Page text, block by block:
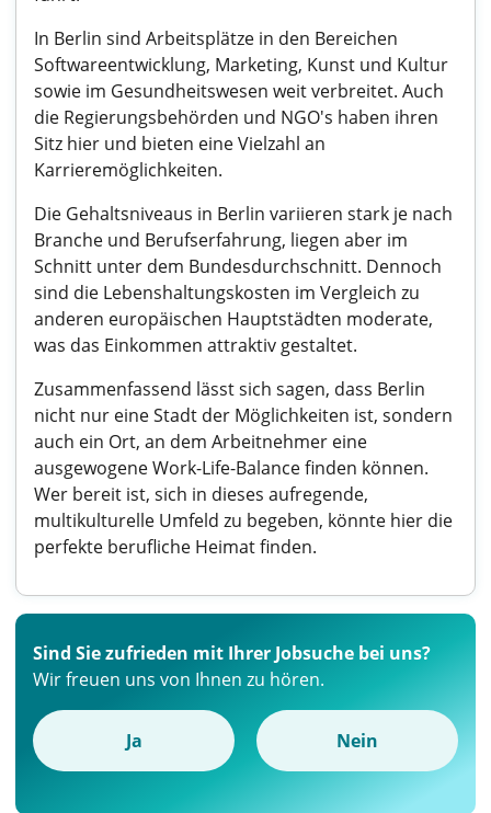
In Berlin sind Arbeitsplätze in den Bereichen
Softwareentwicklung, Marketing, Kunst und Kultur
sowie im Gesundheitswesen weit verbreitet. Auch
die Regierungsbehörden und NGO's haben ihren
Sitz hier und bieten eine Vielzahl an
Karrieremöglichkeiten.
Die Gehaltsniveaus in Berlin variieren stark je nach
Branche und Berufserfahrung, liegen aber im
Schnitt unter dem Bundesdurchschnitt. Dennoch
sind die Lebenshaltungskosten im Vergleich zu
anderen europäischen Hauptstädten moderate,
was das Einkommen attraktiv gestaltet.
Zusammenfassend lässt sich sagen, dass Berlin
nicht nur eine Stadt der Möglichkeiten ist, sondern
auch ein Ort, an dem Arbeitnehmer eine
ausgewogene Work-Life-Balance finden können.
Wer bereit ist, sich in dieses aufregende,
multikulturelle Umfeld zu begeben, könnte hier die
perfekte berufliche Heimat finden.
Sind Sie zufrieden mit Ihrer Jobsuche bei uns?
Wir freuen uns von Ihnen zu hören.
Ja Nein